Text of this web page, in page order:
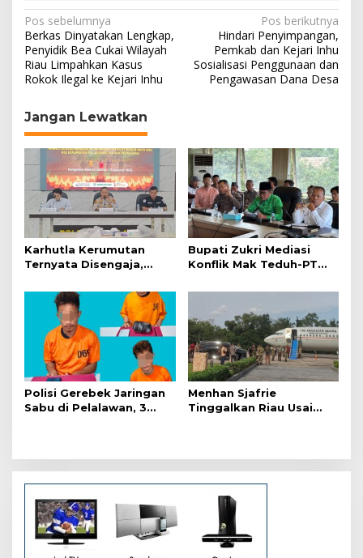
N
a
v
g
a
s
p
s
Pos sebelumnya
Berkas Dinyatakan Lengkap,
Penyidik Bea Cukai Wilayah
Riau Limpahkan Kasus
Rokok Ilegal ke Kejari Inhu
Pos berikutnya
Hindari Penyimpangan,
Pemkab dan Kejari Inhu
Sosialisasi Penggunaan dan
Pengawasan Dana Desa
Jangan Lewatkan
Karhutla Kerumutan
Ternyata Disengaja,
Pembakar Lahan
Bupati Zukri Mediasi
Konflik Mak Teduh-PT
Polisi Gerebek Jaringan
Sabu di Pelalawan, 3
Menhan Sjafrie
Tinggalkan Riau Usai